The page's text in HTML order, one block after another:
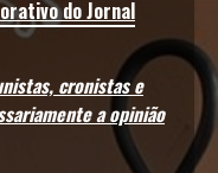
do Jornal
cronistas e
a opinião